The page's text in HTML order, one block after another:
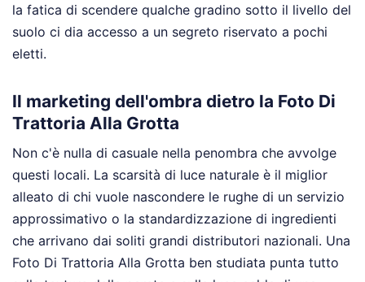
la fatica di scendere qualche gradino sotto il livello del
suolo ci dia accesso a un segreto riservato a pochi
eletti.
Il marketing dell'ombra dietro la Foto Di
Trattoria Alla Grotta
Non c'è nulla di casuale nella penombra che avvolge
questi locali. La scarsità di luce naturale è il miglior
alleato di chi vuole nascondere le rughe di un servizio
approssimativo o la standardizzazione di ingredienti
che arrivano dai soliti grandi distributori nazionali. Una
Foto Di Trattoria Alla Grotta ben studiata punta tutto